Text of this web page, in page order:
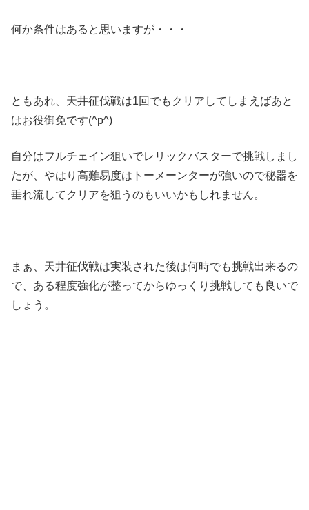
何か条件はあると思いますが・・・
ともあれ、天井征伐戦は1回でもクリアしてしまえばあと
はお役御免です(^p^)
自分はフルチェイン狙いでレリックバスターで挑戦しまし
たが、やはり高難易度はトーメーンターが強いので秘器を
垂れ流してクリアを狙うのもいいかもしれません。
まぁ、天井征伐戦は実装された後は何時でも挑戦出来るの
で、ある程度強化が整ってからゆっくり挑戦しても良いで
しょう。